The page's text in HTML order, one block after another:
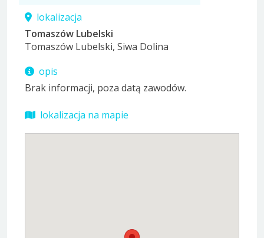
lokalizacja
Tomaszów Lubelski
Tomaszów Lubelski, Siwa Dolina
opis
Brak informacji, poza datą zawodów.
lokalizacja na mapie